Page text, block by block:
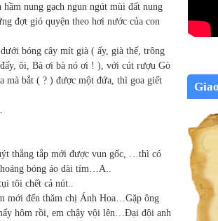
nung gạch ngun ngút mùi đất nung
đợt gió quyện theo hơi nước của con
bóng cây mít già ( ấy, già thế, trông
ôi, Bà ơi bà nó ơi ! ), với cút rượu Gò
mà bắt ( ? ) được một đứa, thì goa giết
thẳng tắp mới được vun gốc, …thì có
bóng áo dài tím…A..
tôi chết cả nút..
mới đến thăm chị Ánh Hoa…Gặp ông
hôm rồi, em chậy vội lên…Đại đội anh